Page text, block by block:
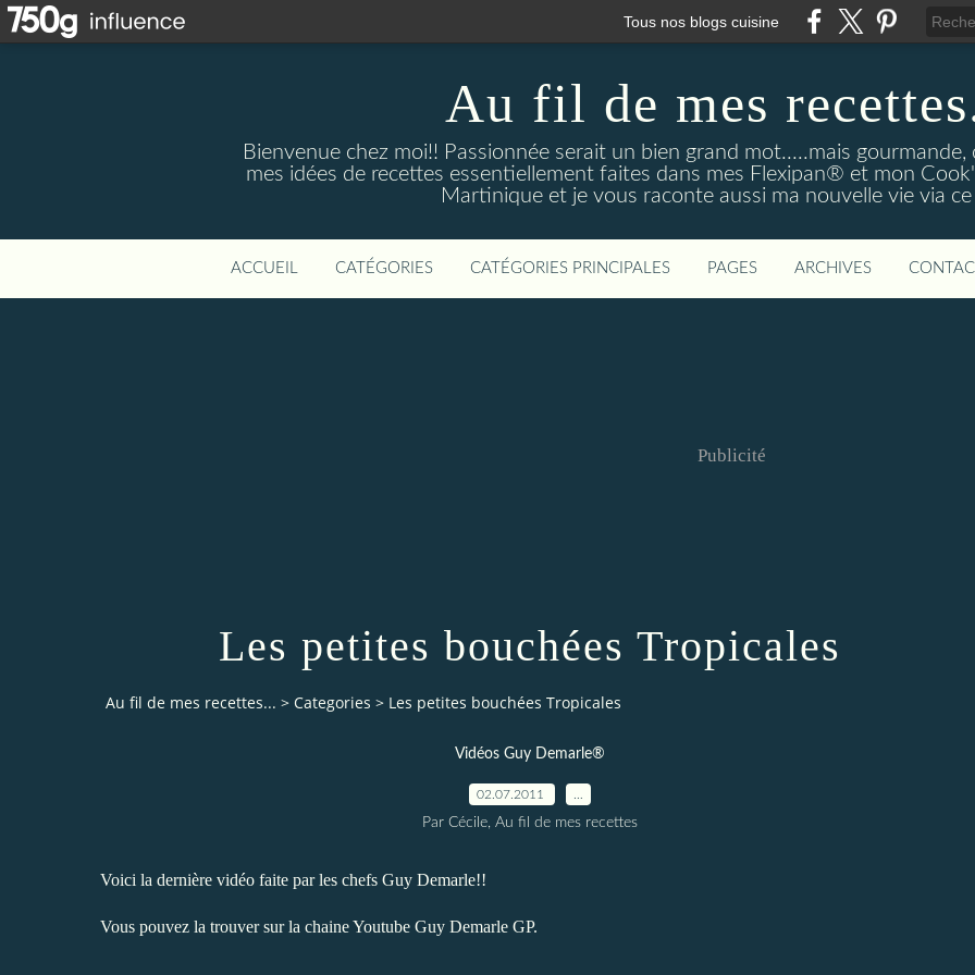
Tous nos blogs cuisine
Au fil de mes
Bienvenue chez moi!! Passionnée serait un bien grand mot.....mais gourmande,
mes idées de recettes essentiellement faites dans mes Flexipan® et mon
Martinique et je vous raconte aussi ma nouvelle vie via ce
ACCUEIL CATÉGORIES CATÉGORIES PRINCIPALES PAGES ARCHIVES
Publicité
Les petites bouchées Tropicales
Au fil de mes recettes... > Categories > Les petites bouchées Tropicales
Vidéos Guy Demarle®
02.07.2011
Par Cécile, Au fil de mes recettes
Voici la dernière vidéo faite par les chefs Guy Demarle!!
Vous pouvez la trouver sur la chaineYoutube Guy Demarle GP.